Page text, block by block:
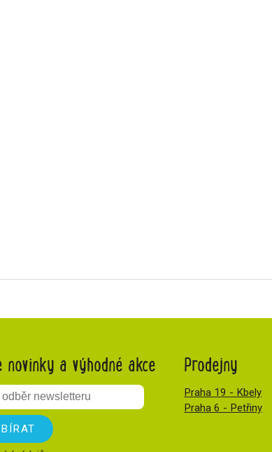
a výhodné akce Prodejny
Praha 19 - Kbely
Praha 6 - Petřiny